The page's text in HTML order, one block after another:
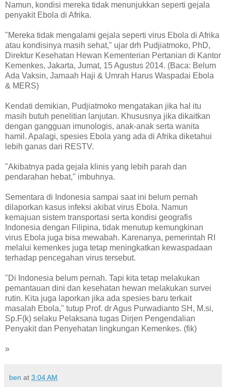
Namun, kondisi mereka tidak menunjukkan seperti gejala
penyakit Ebola di Afrika.
"Mereka tidak mengalami gejala seperti virus Ebola di Afrika
atau kondisinya masih sehat," ujar drh Pudjiatmoko, PhD,
Direktur Kesehatan Hewan Kementerian Pertanian di Kantor
Kemenkes, Jakarta, Jumat, 15 Agustus 2014. (Baca: Belum
Ada Vaksin, Jamaah Haji & Umrah Harus Waspadai Ebola
& MERS)
Kendati demikian, Pudjiatmoko mengatakan jika hal itu
masih butuh penelitian lanjutan. Khususnya jika dikaitkan
dengan gangguan imunologis, anak-anak serta wanita
hamil. Apalagi, spesies Ebola yang ada di Afrika diketahui
lebih ganas dari RESTV.
"Akibatnya pada gejala klinis yang lebih parah dan
pendarahan hebat," imbuhnya.
Sementara di Indonesia sampai saat ini belum pernah
dilaporkan kasus infeksi akibat virus Ebola. Namun
kemajuan sistem transportasi serta kondisi geografis
Indonesia dengan Filipina, tidak menutup kemungkinan
virus Ebola juga bisa mewabah. Karenanya, pemerintah RI
melalui kemenkes juga tetap meningkatkan kewaspadaan
terhadap pencegahan virus tersebut.
"Di Indonesia belum pernah. Tapi kita tetap melakukan
pemantauan dini dan kesehatan hewan melakukan survei
rutin. Kita juga laporkan jika ada spesies baru terkait
masalah Ebola," tutup Prof. dr Agus Purwadianto SH, M.si,
Sp.F(k) selaku Pelaksana tugas Dirjen Pengendalian
Penyakit dan Penyehatan lingkungan Kemenkes. (fik)
»
ben at 3:04 AM